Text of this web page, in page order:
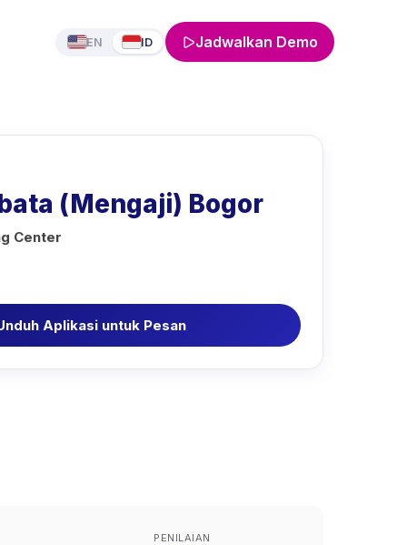
EN ID Jadwalkan Demo
(Mengaji) Bogor
Center
Aplikasi untuk Pesan
PENILAIAN